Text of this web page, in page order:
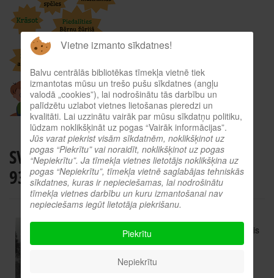
SVINĒSIM BALVU PILSĒTAS
93.DZIMŠANAS DIENU KOPĀ!
laiks ir pagājis
Vietne izmanto sīkdatnes!
Balvu centrālās bibliotēkas tīmekļa vietnē tiek
izmantotas mūsu un trešo pušu sīkdatnes (angļu
valodā „cookies”), lai nodrošinātu tās darbību un
palīdzētu uzlabot vietnes lietošanas pieredzi un
kvalitāti. Lai uzzinātu vairāk par mūsu sīkdatņu politiku,
lūdzam noklikšķināt uz pogas “Vairāk informācijas”.
Jūs varat piekrist visām sīkdatnēm, noklikšķinot uz
pogas “Piekrītu” vai noraidīt, noklikšķinot uz pogas
“Nepiekrītu”. Ja tīmekļa vietnes lietotājs noklikšķina uz
pogas “Nepiekrītu”, tīmekļa vietnē saglabājas tehniskās
sīkdatnes, kuras ir nepieciešamas, lai nodrošinātu
tīmekļa vietnes darbību un kuru izmantošanai nav
nepieciešams iegūt lietotāja piekrišanu.
Piekrītu
Nepiekrītu